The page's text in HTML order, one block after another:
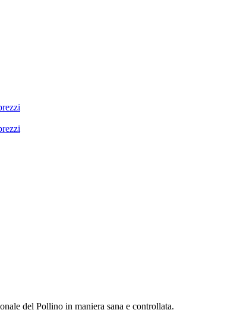
del Pollino in maniera sana e controllata.